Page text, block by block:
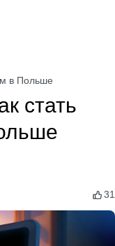
в Польше
стать
31